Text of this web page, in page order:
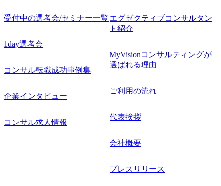
受付中の選考会/セミナー一覧
1day選考会
コンサル転職成功事例集
企業インタビュー
コンサル求人情報
エグゼクティブコンサルタン
ト紹介
MyVisionコンサルティングが
選ばれる理由
ご利用の流れ
代表挨拶
会社概要
プレスリリース